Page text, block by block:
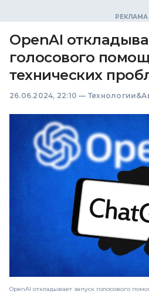
OpenAI
голосового
технических
26.06.2024, 22:10 —
OpenAI откладывает запуск голосового